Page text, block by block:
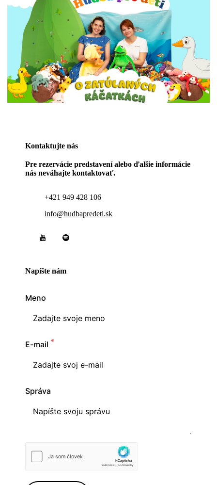
Napíšte nám
Meno
E-mail
Správa
Kontaktujte nás
Pre rezervácie predstavení alebo ďalšie informácie
nás neváhajte kontaktovať.
+421 949 428 106
info@hudbapredeti.sk